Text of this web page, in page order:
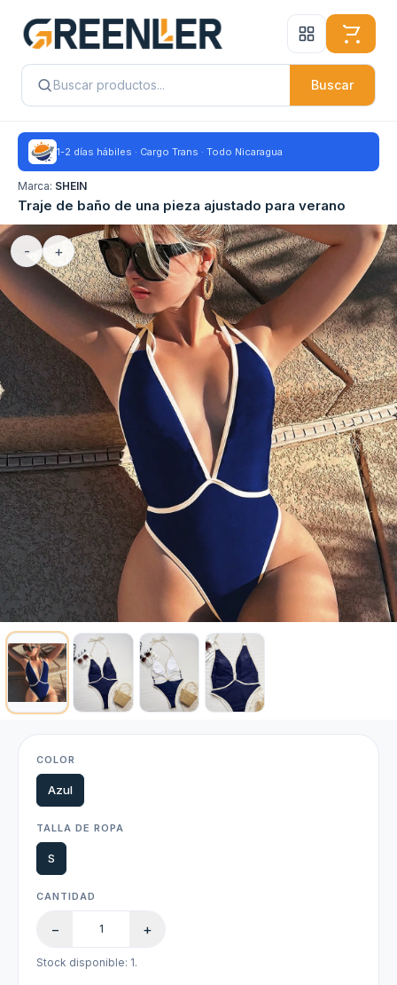
Buscar
1-2 días hábiles · Cargo Trans · Todo Nicaragua
Marca: SHEIN
Traje de baño de una pieza ajustado para verano
- +
COLOR
Azul
TALLA DE ROPA
S
CANTIDAD
− +
Stock disponible: 1.